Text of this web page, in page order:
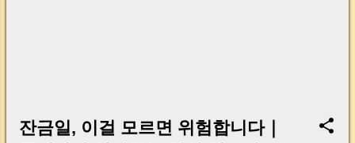
잔금일, 이걸 모르면 위험합니다｜